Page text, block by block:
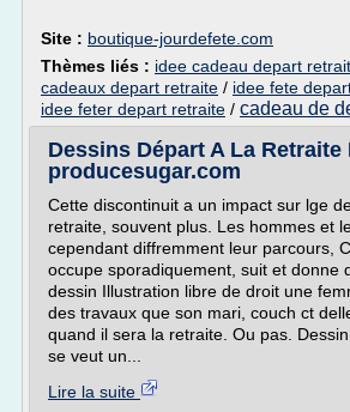
Site : boutique-jourdefete.com
Thèmes liés : idee cadeau depart
cadeaux depart retraite / idee fete
idee feter depart retraite / cadeau de
Dessins Départ A La Retraite
producesugar.com
Cette discontinuit a un impact sur lge
retraite, souvent plus. Les hommes et
cependant diffremment leur parcours,
occupe sporadiquement, suit et donne
dessin Illustration libre de droit une
des travaux que son mari, couch ct
quand il sera la retraite. Ou pas.
se veut un...
Lire la suite